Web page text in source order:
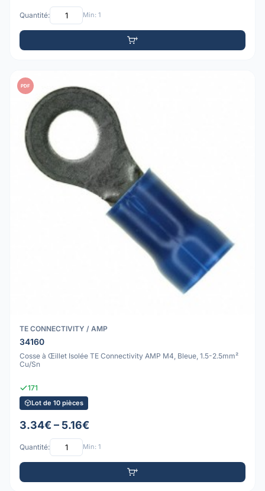
Quantité: Min: 1
PDF
TE CONNECTIVITY / AMP
34160
Cosse à Œillet Isolée TE Connectivity AMP M4, Bleue, 1.5-2.5mm²
Cu/Sn
171
Lot de 10 pièces
3.34€ – 5.16€
Quantité: Min: 1